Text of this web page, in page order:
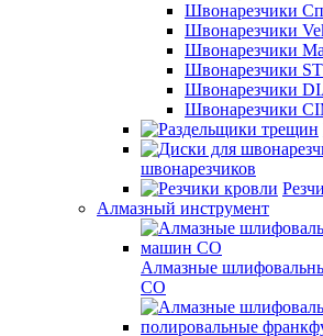
Швонарезчики
Швонарезчики
Швонарезчики
Швонарезчики
Швонарезчики
Швонарезчики
швонарезчиков
Алмазный инструмент
Алмазные
СО